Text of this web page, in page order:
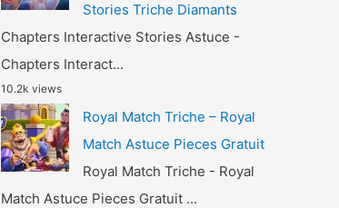
o
r
:
Stories Triche Diamants
Chapters Interactive Stories Astuce -
Chapters Interact...
10.2k views
Royal Match Triche – Royal
Match Astuce Pieces Gratuit
Royal Match Triche - Royal
Match Astuce Pieces Gratuit ...